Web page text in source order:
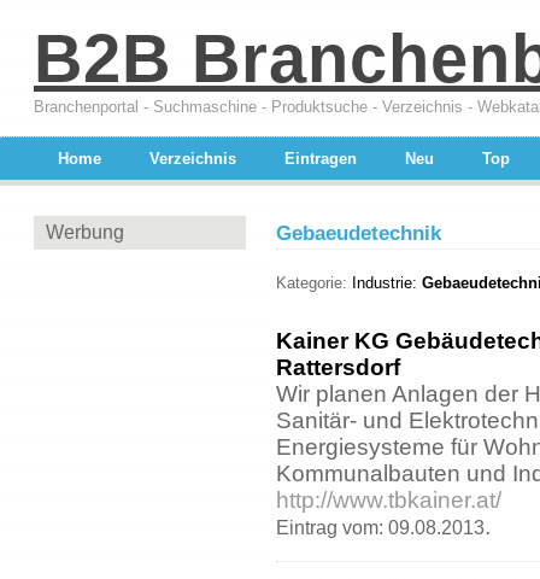
B2B
Branchenportal - Suchmaschine - Produktsuche - Verzeichnis -
Home Verzeichnis Eintragen Neu Top
Werbung Gebaeudetechnik
Kategorie: Industrie:
Kainer KG
Rattersdorf
Wir planen Anlagen der
Sanitär- und
Energiesysteme für
Kommunalbauten und
http://www.tbkainer.at/
Eintrag vom: 09.08.2013.